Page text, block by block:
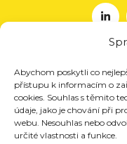
Abychom poskytli co
přístupu k informacím o
cookies. Souhlas s těmito
údaje, jako je chování při
webu. Nesouhlas nebo
určité vlastnosti a funkce.